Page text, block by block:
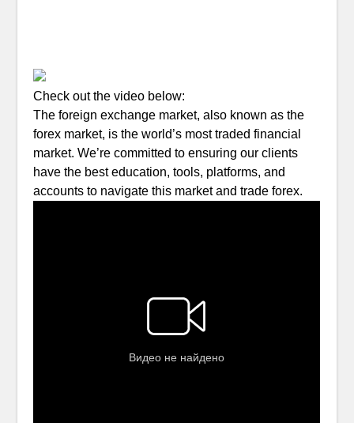
Check out the video below:
The foreign exchange market, also known as the
forex market, is the world’s most traded financial
market. We’re committed to ensuring our clients
have the best education, tools, platforms, and
accounts to navigate this market and trade forex.